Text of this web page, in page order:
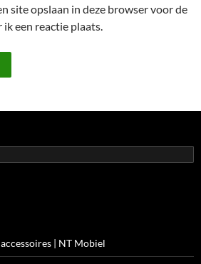
site opslaan in deze browser voor de
een reactie plaats.
| NT Mobiel